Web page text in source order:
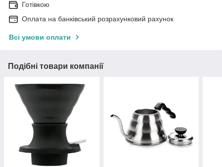
Готівкою
Оплата на банківський розрахунковий рахунок
Всі умови оплати
Подібні товари компанії